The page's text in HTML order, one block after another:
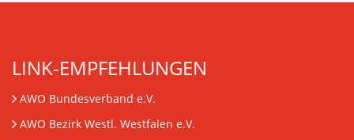
LINK-EMPFEHLUNGEN
AWO Bundesverband e.V.
AWO Bezirk Westl. Westfalen e.V.